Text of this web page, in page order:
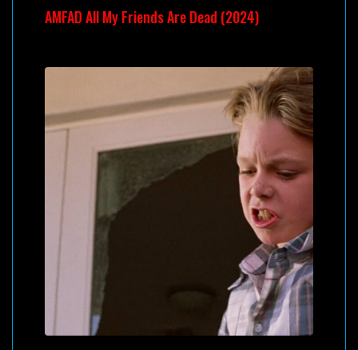
AMFAD All My Friends Are Dead (2024)